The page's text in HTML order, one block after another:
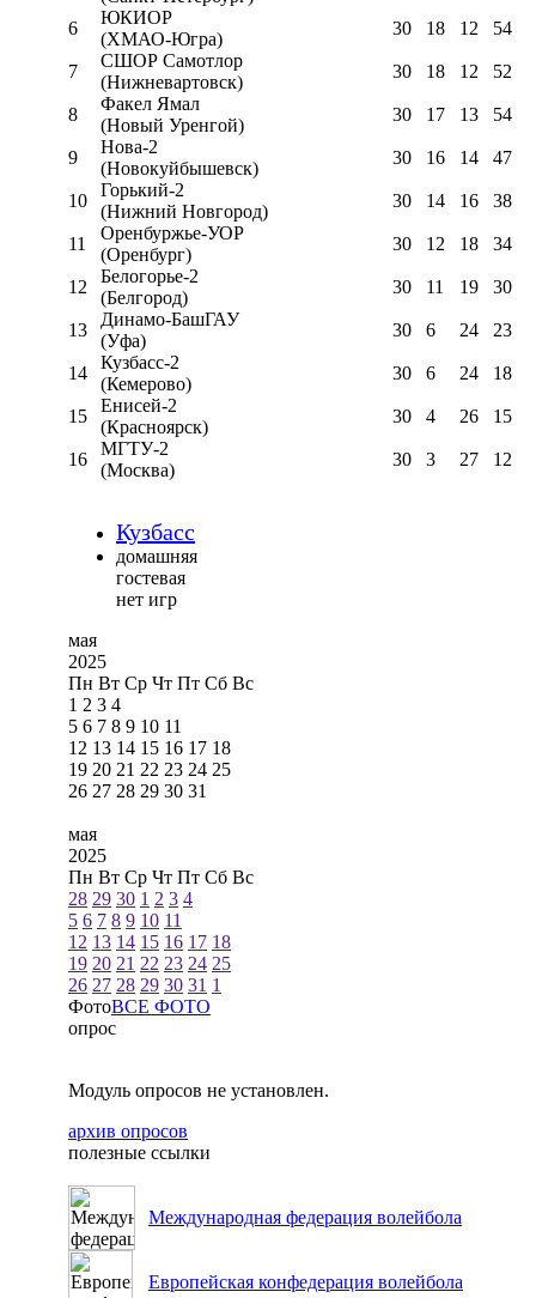
6
ЮКИОР
(ХМАО-Югра)
30 18 12 54
7
СШОР Самотлор
(Нижневартовск)
30 18 12 52
8
Факел Ямал
(Новый Уренгой)
30 17 13 54
9
Нова-2
(Новокуйбышевск)
30 16 14 47
10
Горький-2
(Нижний Новгород)
30 14 16 38
11
Оренбуржье-УОР
(Оренбург)
30 12 18 34
12
Белогорье-2
(Белгород)
30 11 19 30
13
Динамо-БашГАУ
(Уфа)
30 6 24 23
14
Кузбасс-2
(Кемерово)
30 6 24 18
15
Енисей-2
(Красноярск)
30 4 26 15
16
МГТУ-2
(Москва)
30 3 27 12
Кузбасс
домашняя
гостевая
нет игр
мая
2025
Пн Вт Ср Чт Пт Сб Вс
1 2 3 4
5 6 7 8 9 10 11
12 13 14 15 16 17 18
19 20 21 22 23 24 25
26 27 28 29 30 31
мая
2025
Пн Вт Ср Чт Пт Сб Вс
28 29 30 1 2 3 4
5 6 7 8 9 10 11
12 13 14 15 16 17 18
19 20 21 22 23 24 25
26 27 28 29 30 31 1
ФотоВСЕ ФОТО
опрос
Модуль опросов не установлен.
архив опросов
полезные ссылки
Международная федерация волейбола
Европейская конфедерация волейбола